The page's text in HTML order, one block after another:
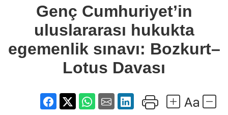
hukukta
egemenlik
Bozkurt–
Lotus Davası
Genç Cumhuriyet’in
uluslararası hukukta
egemenlik sınavı: Bozkurt–
Lotus Davası